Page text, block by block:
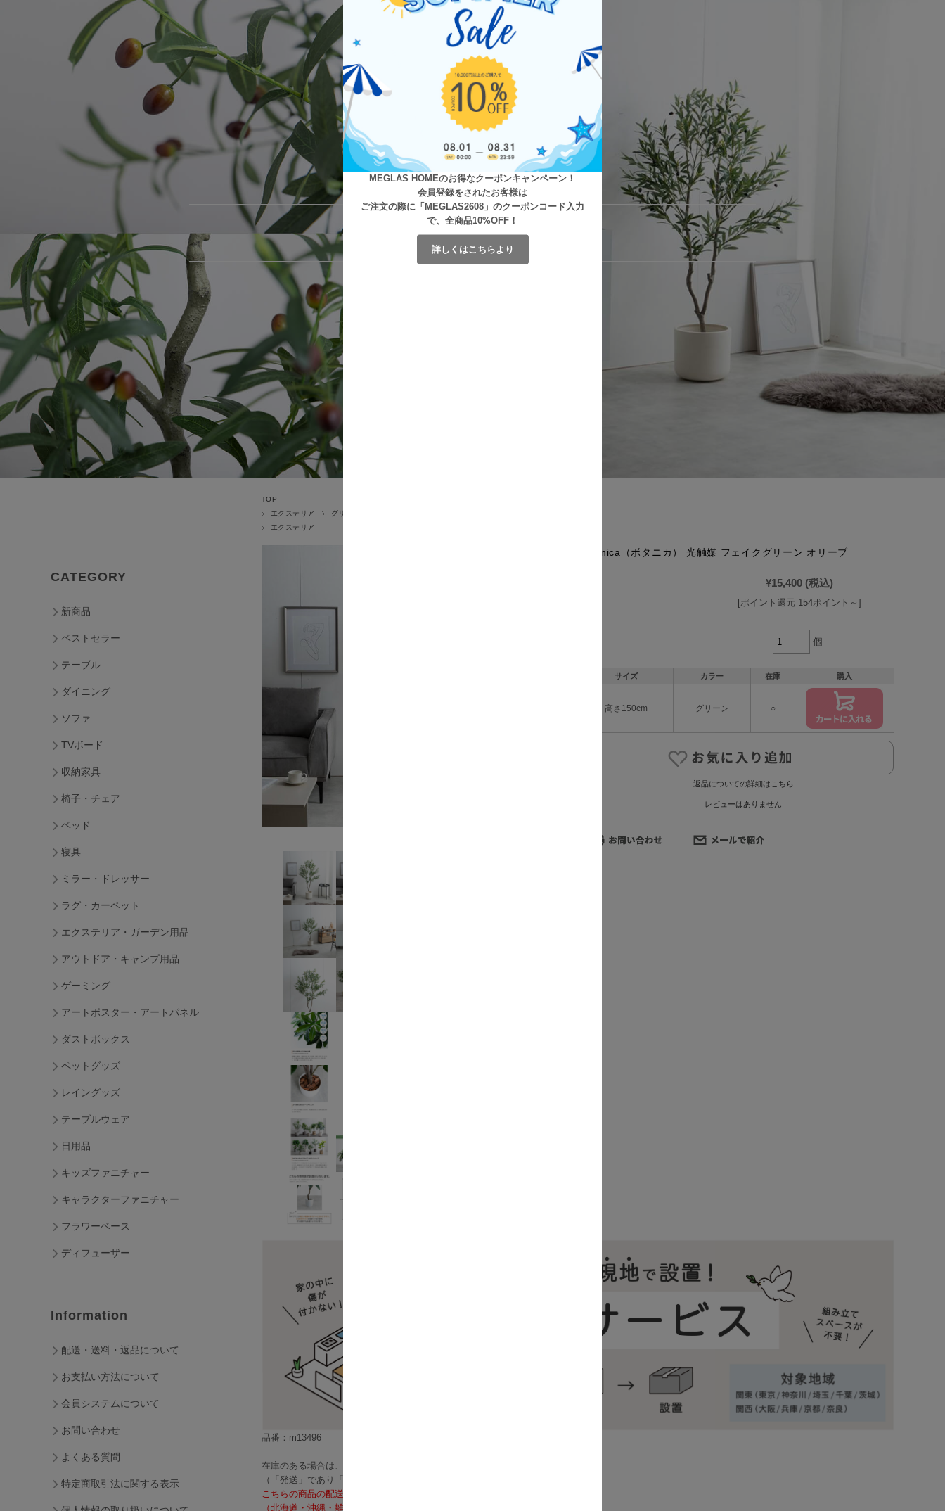
MEGLAS HOMEのお得なクーポンキャンペーン！
会員登録をされたお客様は
ご注文の際に「MEGLAS2608」のクーポンコード入力
で、全商品10%OFF！
詳しくはこちらより
TOP
エクステリア
グリーンベース
エクステリア
Botanica（ボタニカ） 光触媒 フェイクグリーン オリーブ
¥15,400 (税込)
[ポイント還元 154ポイント～]
個
サイズ カラー 在庫 購入
高さ150cm グリーン ○
返品についての詳細はこちら
レビューはありません
品番：m13496
在庫のある場合は、3～5営業日で発送いたします。
（「発送」であり「お届け」ではございませんのでご注意ください）
こちらの商品の配送料は無料となります。
（北海道・沖縄・離島への配送は、送料別途お見積りとなります）
CATEGORY
新商品
ベストセラー
テーブル
ダイニング
ソファ
TVボード
収納家具
椅子・チェア
ベッド
寝具
ミラー・ドレッサー
ラグ・カーペット
エクステリア・ガーデン用品
アウトドア・キャンプ用品
ゲーミング
アートポスター・アートパネル
ダストボックス
ペットグッズ
レイングッズ
テーブルウェア
日用品
キッズファニチャー
キャラクターファニチャー
フラワーベース
ディフューザー
Information
配送・送料・返品について
お支払い方法について
会員システムについて
お問い合わせ
よくある質問
特定商取引法に関する表示